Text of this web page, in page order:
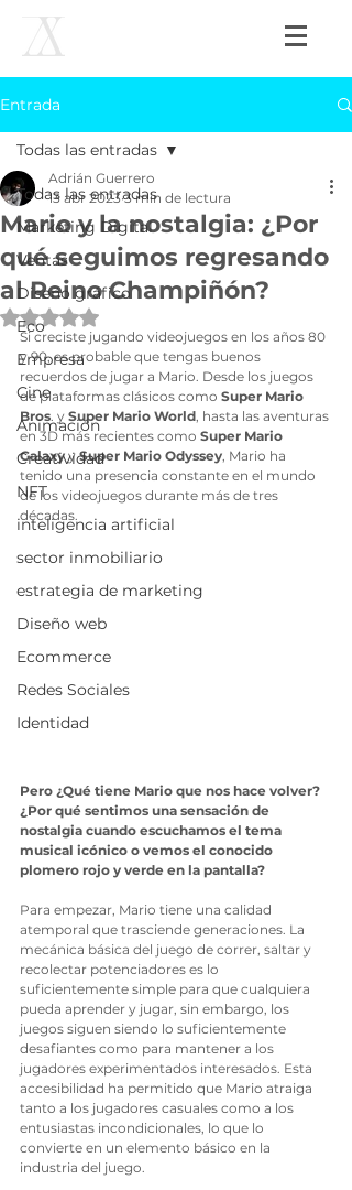
Entrada
Todas las entradas
Marketing Digital
Ventas
Diseño gráfico
Eco
Empresa
Cine
Animación
Creatividad
NFT
inteligencia artificial
sector inmobiliario
estrategia de marketing
Diseño web
Ecommerce
Redes Sociales
Identidad
Todas las entradas
Mario y la nostalgia: ¿Por
qué seguimos regresando
al Reino Champiñón?
Adrián Guerrero
13 abr 2023 3 min de lectura
Obtuvo NaN de 5 estrellas.
Si creciste jugando videojuegos en los años 80
y 90, es probable que tengas buenos
recuerdos de jugar a Mario. Desde los juegos
de plataformas clásicos como Super Mario
Bros. y Super Mario World, hasta las aventuras
en 3D más recientes como Super Mario
Galaxy y Super Mario Odyssey, Mario ha
tenido una presencia constante en el mundo
de los videojuegos durante más de tres
décadas.
Pero ¿Qué tiene Mario que nos hace volver?
¿Por qué sentimos una sensación de
nostalgia cuando escuchamos el tema
musical icónico o vemos el conocido
plomero rojo y verde en la pantalla?
Para empezar, Mario tiene una calidad
atemporal que trasciende generaciones. La
mecánica básica del juego de correr, saltar y
recolectar potenciadores es lo
suficientemente simple para que cualquiera
pueda aprender y jugar, sin embargo, los
juegos siguen siendo lo suficientemente
desafiantes como para mantener a los
jugadores experimentados interesados. Esta
accesibilidad ha permitido que Mario atraiga
tanto a los jugadores casuales como a los
entusiastas incondicionales, lo que lo
convierte en un elemento básico en la
industria del juego.